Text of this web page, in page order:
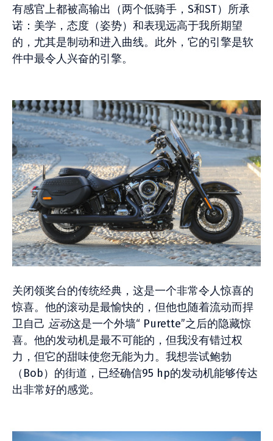
有感官上都被高输出（两个低骑手，S和ST）所承
诺：美学，态度（姿势）和表现远高于我所期望
的，尤其是制动和进入曲线。此外，它的引擎是软
件中最令人兴奋的引擎。
关闭领奖台的传统经典，这是一个非常令人惊喜的
惊喜。他的滚动是最愉快的，但他也随着流动而捍
卫自己 运动这是一个外墙“ Purette”之后的隐藏惊
喜。他的发动机是最不可能的，但我没有错过权
力，但它的甜味使您无能为力。我想尝试鲍勃
（Bob）的街道，已经确信95 hp的发动机能够传达
出非常好的感觉。